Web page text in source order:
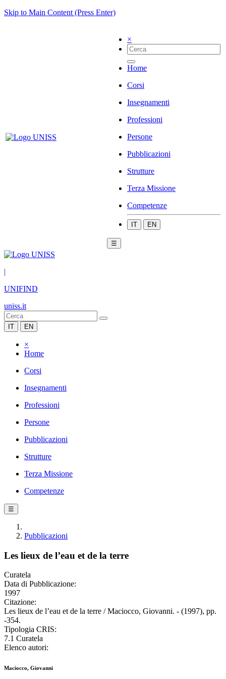
Skip to Main Content (Press Enter)
×
Home
Corsi
Insegnamenti
Professioni
Persone
Pubblicazioni
Strutture
Terza Missione
Competenze
IT EN
☰
|
UNIFIND
uniss.it
IT EN
×
Home
Corsi
Insegnamenti
Professioni
Persone
Pubblicazioni
Strutture
Terza Missione
Competenze
☰
Pubblicazioni
Les lieux de l’eau et de la terre
Curatela
Data di Pubblicazione:
1997
Citazione:
Les lieux de l’eau et de la terre / Maciocco, Giovanni. - (1997), pp.
-354.
Tipologia CRIS:
7.1 Curatela
Elenco autori:
Maciocco, Giovanni